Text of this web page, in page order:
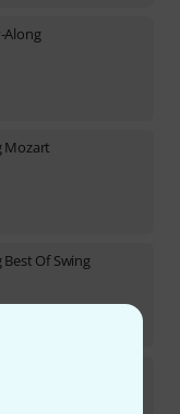
Along
Mozart
Best Of Swing
John Lennon